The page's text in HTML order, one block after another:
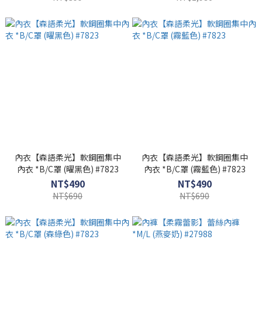
內衣【森語柔光】軟鋼圈集中
內衣 *B/C罩 (曜黑色) #7823
NT$490
NT$690
內衣【森語柔光】軟鋼圈集中
內衣 *B/C罩 (霧藍色) #7823
NT$490
NT$690